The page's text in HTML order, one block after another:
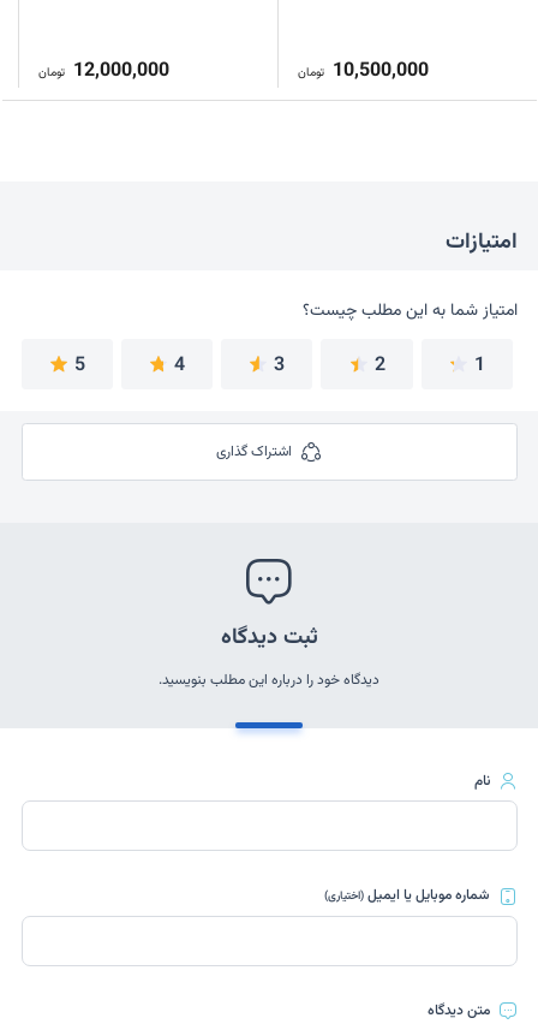
10,500,000 تومان 12,000,000 تومان
امتیازات
امتیاز شما به این مطلب چیست؟
امتیاز شما به این مطلب چیست؟
1
2
3
4
5
اشتراک گذاری
ثبت دیدگاه
دیدگاه خود را درباره این مطلب بنویسید.
نام
شماره موبایل یا ایمیل(اختیاری)
متن دیدگاه